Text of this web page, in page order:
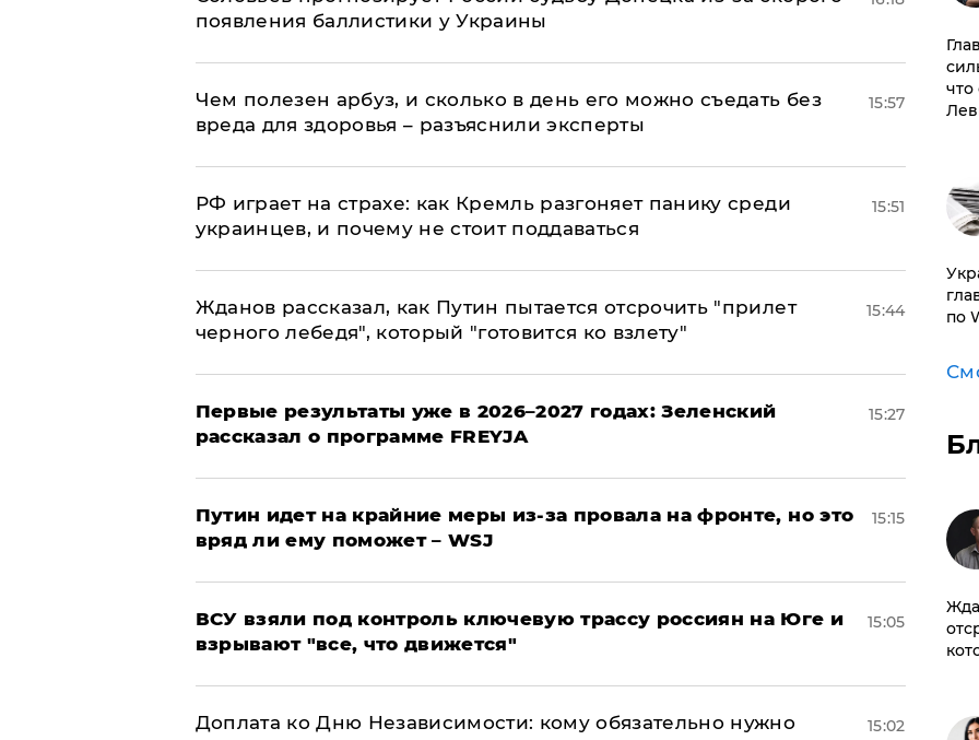
появления баллистики у Украины
Чем полезен арбуз, и сколько в день его можно съедать без
вреда для здоровья – разъяснили эксперты
15:57
РФ играет на страхе: как Кремль разгоняет панику среди
украинцев, и почему не стоит поддаваться
15:51
Жданов рассказал, как Путин пытается отсрочить "прилет
черного лебедя", который "готовится ко взлету"
15:44
Первые результаты уже в 2026–2027 годах: Зеленский
рассказал о программе FREYJA
15:27
Путин идет на крайние меры из-за провала на фронте, но это
вряд ли ему поможет – WSJ
15:15
ВСУ взяли под контроль ключевую трассу россиян на Юге и
взрывают "все, что движется"
15:05
Доплата ко Дню Независимости: кому обязательно нужно
15:02
что
по